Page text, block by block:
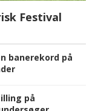
Festival
banerekord på
på